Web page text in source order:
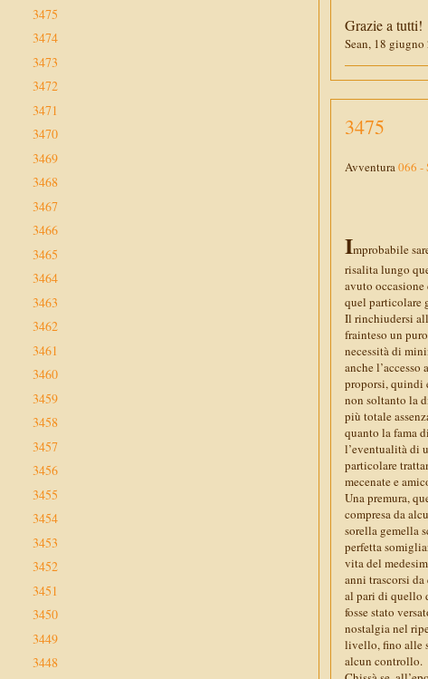
Grazie a tutti!
Sean, 18 giugno
3475
Avventura066 -
Improbabile
risalita lungo
avuto
quel particolare
Il rinchiudersi
frainteso un
necessità di
anche
proporsi, quindi
non soltanto la
più totale
quanto la fama
l’eventualità di
particolare
mecenate e
Una premura,
compresa da
sorella gemella
perfetta
vita del
anni trascorsi
al pari di quello
fosse stato
nostalgia nel
livello, fino alle
alcun controllo.
3475
3474
3473
3472
3471
3470
3469
3468
3467
3466
3465
3464
3463
3462
3461
3460
3459
3458
3457
3456
3455
3454
3453
3452
3451
3450
3449
3448